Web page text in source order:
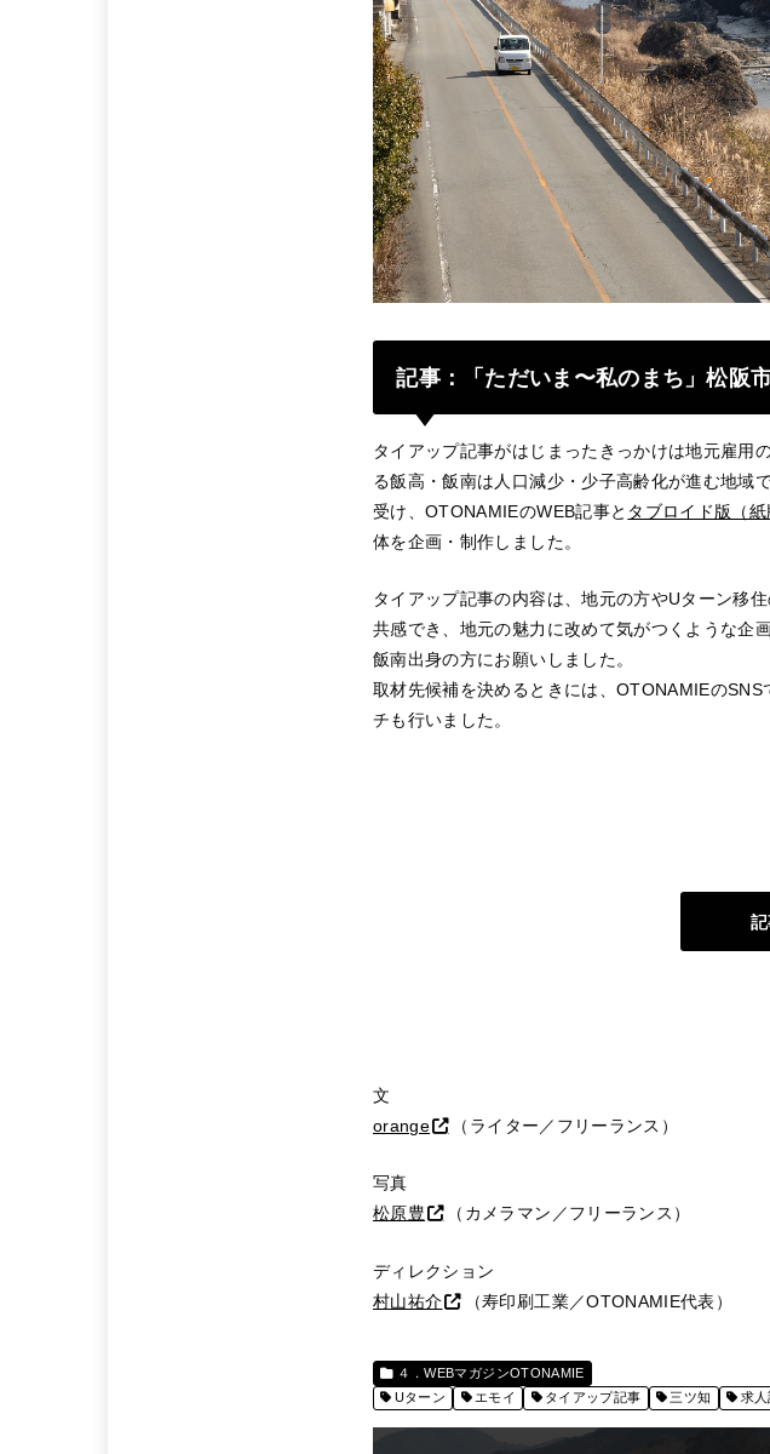
記事： 「ただいま〜私のまち」松阪
タイアップ記事がはじまったきっかけは地元雇用
る飯高・飯南は人口減少・少子高齢化が進む地域
受け、OTONAMIEのWEB記事と タブロイド版（紙
体を企画・制作しました。
タイアップ記事の内容は、地元の方やUターン移
共感でき、地元の魅力に改めて気がつくような企
飯南出身の方にお願いしました。
取材先候補を決めるときには、OTONAMIEの
チも行いました。
文
orange
（ライター／フリーランス）
写真
松原豊
（カメラマン／フリーランス）
ディレクション
村山祐介
（寿印刷工業／OTONAMIE代表）
４．WEBマガジンOTONAMIE
Uターン
エモイ タイアップ記事 三ツ知 求